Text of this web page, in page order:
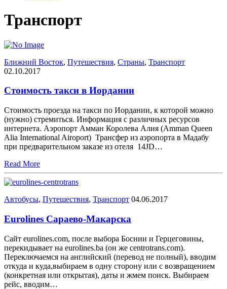
Транспорт
Ближний Восток, Путешествия, Страны, Транспорт
02.10.2017
Стоимость такси в Иордании
Стоимость проезда на такси по Иордании, к которой можно
(нужно) стремиться. Информация с различных ресурсов
интернета. Аэропорт Амман Королева Алия (Amman Queen
Alia International Airoport) Трансфер из аэропорта в Мадабу
при предварительном заказе из отеля 14JD…
Read More
Автобусы, Путешествия, Транспорт 04.06.2017
Eurolines Сараево-Макарска
Сайт eurolines.com, после выбора Боснии и Герцеговины,
перекидывает на eurolines.ba (он же centrotrans.com).
Переключаемся на английский (перевод не полный), вводим
откуда и куда,выбираем в одну сторону или с возвращением
(конкретная или открытая), даты и жмем поиск. Выбираем
рейс, вводим…